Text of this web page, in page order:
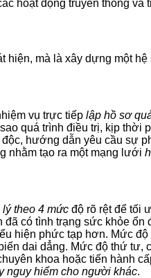
hoạt động truyền thông và
mà là xây dựng một hệ
vụ trực tiếplập hồ sơ
quá trình điều trị, kịp thời
hướng dẫn yêu cầu sự
nhằm tạo ra một mạng lưới
lý theo 4 mức độ rõ rệt để tối
có tình trạng sức khỏe ổn
hiện phức tạp hơn. Mức
dai dẳng. Mức độ thứ tư,
khoa hoặc tiến hành
nguy hiểm cho người khác.